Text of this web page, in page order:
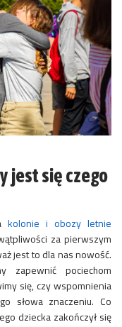
jest się czego
kolonie i obozy letnie
za pierwszym
jest to dla nas nowość.
zapewnić pociechom
się, czy wspomnienia
słowa znaczeniu. Co
dziecka zakończył się